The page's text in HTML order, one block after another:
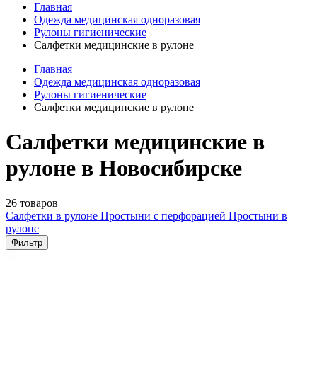
Главная
Одежда медицинская одноразовая
Рулоны гигиенические
Салфетки медицинские в рулоне
Главная
Одежда медицинская одноразовая
Рулоны гигиенические
Салфетки медицинские в рулоне
Салфетки медицинские в
рулоне в Новосибирске
26 товаров
Салфетки в рулоне Простыни с перфорацией Простыни в
рулоне
Фильтр